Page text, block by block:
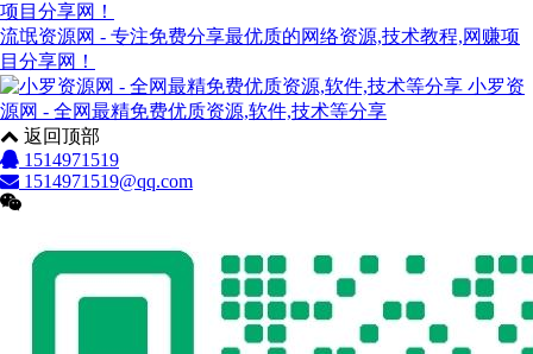
流氓资源网 - 专注免费分享最优质的网络资源,技术教程,网赚项
目分享网！
小罗资
源网 - 全网最精免费优质资源,软件,技术等分享
返回顶部
1514971519
1514971519@qq.com